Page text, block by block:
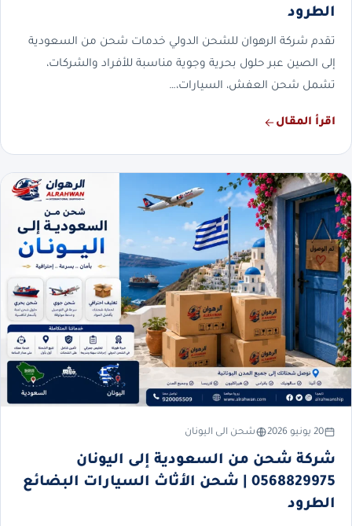
الطرود
تقدم شركة الرهوان للشحن الدولي خدمات شحن من السعودية
إلى الصين عبر حلول بحرية وجوية مناسبة للأفراد والشركات،
تشمل شحن العفش، السيارات،…
اقرأ المقال
20 يونيو 2026 شحن الى اليونان
شركة شحن من السعودية إلى اليونان
0568829975 | شحن الأثاث السيارات البضائع
الطرود